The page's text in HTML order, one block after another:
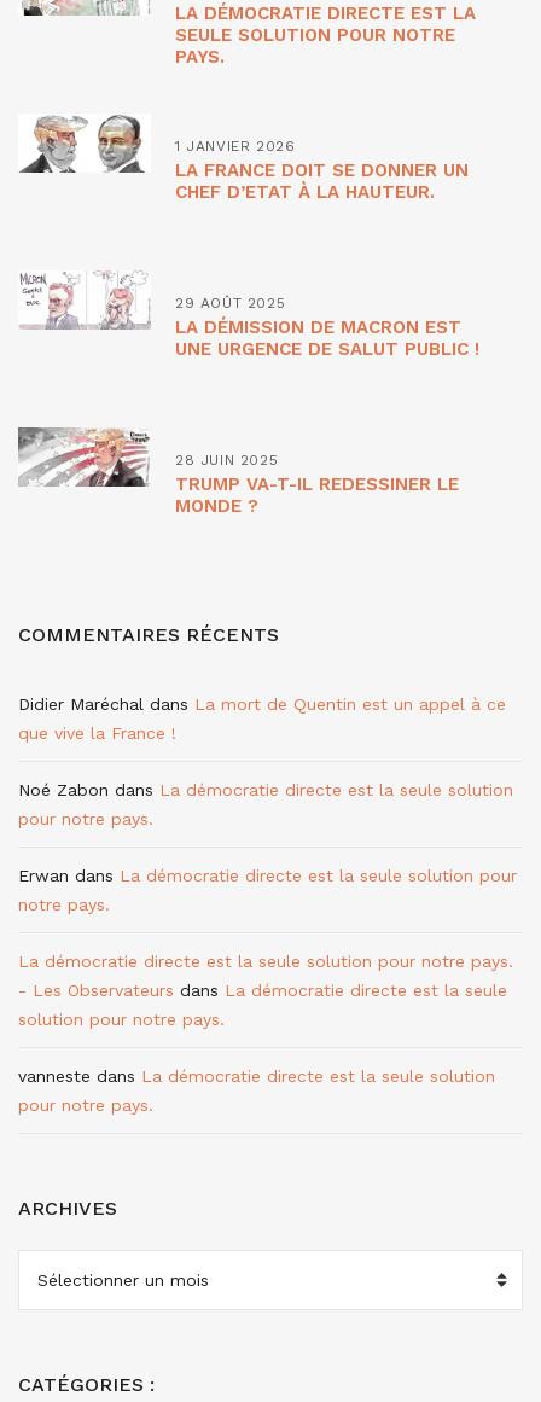
LA DÉMOCRATIE DIRECTE EST LA
SEULE SOLUTION POUR NOTRE
PAYS.
1 JANVIER 2026
LA FRANCE DOIT SE DONNER UN
CHEF D’ETAT À LA HAUTEUR.
29 AOÛT 2025
LA DÉMISSION DE MACRON EST
UNE URGENCE DE SALUT PUBLIC !
28 JUIN 2025
TRUMP VA-T-IL REDESSINER LE
MONDE ?
COMMENTAIRES RÉCENTS
Didier Maréchal dans La mort de Quentin est un appel à ce
que vive la France !
Noé Zabon dans La démocratie directe est la seule solution
pour notre pays.
Erwan dans La démocratie directe est la seule solution pour
notre pays.
La démocratie directe est la seule solution pour notre pays.
- Les Observateurs dans La démocratie directe est la seule
solution pour notre pays.
vanneste dans La démocratie directe est la seule solution
pour notre pays.
ARCHIVES
CATÉGORIES :